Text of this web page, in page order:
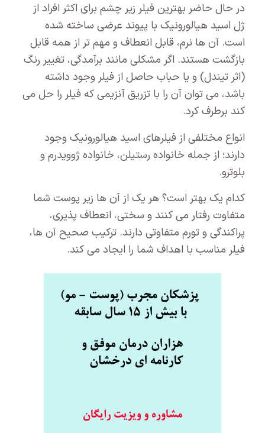
در حال حاضر بهترین فیلر زیر چشم برای اکثر افراد از
ژل اسید هیالورونیک با پیوند عرضی ساخته شده
است. آن ها نرم، قابل انعطاف و مهم تر از همه قابل
بازگشت هستند. اگر مشکلی مانند برآمدگی، تغییر رنگ
(اثر تیندل) و یا حباب حاصل از فیلر وجود داشته
باشد، می توان آن را با تزریق آنزیمی که فیلر را حل می
کند برطرف کرد.
انواع مختلفی از فیلرهای اسید هیالورونیک وجود
دارند؛ از جمله خانواده رستیلن، خانواده ژوویدرم و
بلوترو.
کدام یک بهتر است؟ هر یک از آن ها زیر پوست شما
متفاوت رفتار می کنند و سختی، انعطاف پذیری،
پراکندگی و تورم متفاوتی دارند. ترکیب صحیح آن ها،
فیلر مناسب با اهداف شما را ایجاد می کند.